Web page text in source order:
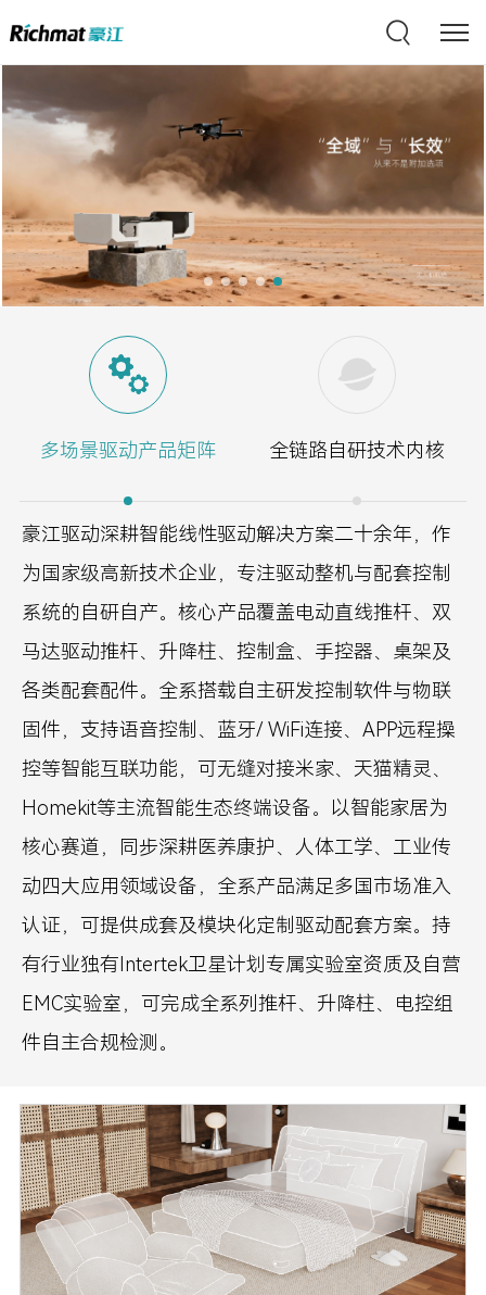
多场景驱动产品矩阵 全链路自研技术内核
豪江驱动深耕智能线性驱动解决方案二十余年，作
为国家级高新技术企业，专注驱动整机与配套控制
系统的自研自产。核心产品覆盖电动直线推杆、双
马达驱动推杆、升降柱、控制盒、手控器、桌架及
各类配套配件。全系搭载自主研发控制软件与物联
固件，支持语音控制、蓝牙/ WiFi连接、APP远程操
控等智能互联功能，可无缝对接米家、天猫精灵、
Homekit等主流智能生态终端设备。以智能家居为
核心赛道，同步深耕医养康护、人体工学、工业传
动四大应用领域设备，全系产品满足多国市场准入
认证，可提供成套及模块化定制驱动配套方案。持
有行业独有Intertek卫星计划专属实验室资质及自营
EMC实验室，可完成全系列推杆、升降柱、电控组
件自主合规检测。